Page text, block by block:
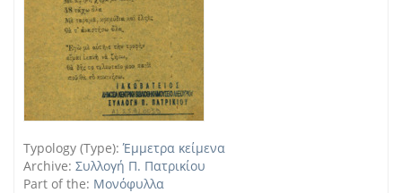
Typology (Type):Έμμετρα κείμενα
Archive: Συλλογή Π. Πατρικίου
Part of the: Μονόφυλλα